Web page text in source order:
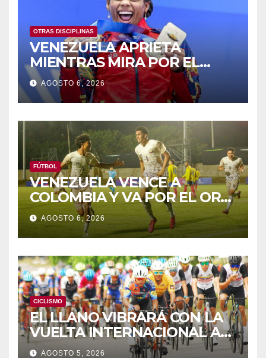
OTRAS DISCIPLINAS
VENEZUELA APRIETA
MIENTRAS MIRA POR EL
RETROVISOR
AGOSTO 6, 2026
FÚTBOL
VENEZUELA VENCE A
COLOMBIA Y VA POR EL ORO
DE LOS JCAC
AGOSTO 6, 2026
CICLISMO
EL LLANO VIBRARÁ CON LA
VUELTA INTERNACIONAL A
ZAMORA
AGOSTO 5, 2026